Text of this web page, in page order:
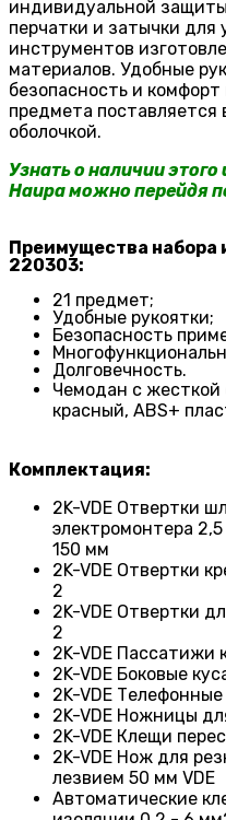
индивидуальной
перчатки и затычки для
инструментов
материалов. Удобные
безопасность и комфорт
предмета
оболочкой.
Узнать о наличии
Haupa можно перейдя
Преимущества набора
220303:
21 предмет;
Удобные рукоятки;
Безопасность
Долговечность.
Чемодан с жесткой
красный, ABS+
Комплектация:
2K-VDE Отвертки
электромонтера
150 мм
2K-VDE Отвертки
2
2K-VDE Отвертки
2
2K-VDE Пассатижи
2K-VDE Боковые
2K-VDE
2K-VDE Ножницы
2K-VDE Клещи
2K-VDE Нож для
лезвием 50 мм VDE
Автоматические